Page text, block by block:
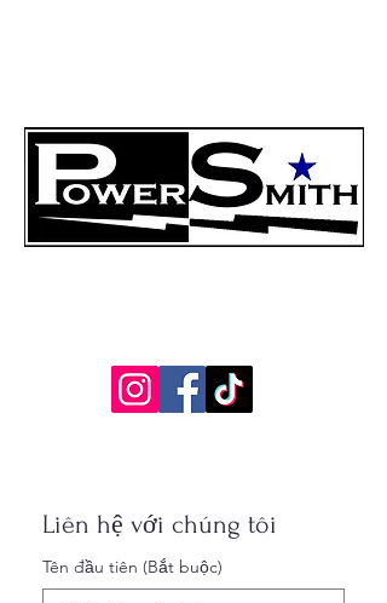
Liên hệ với chúng tôi
Tên đầu tiên (Bắt buộc)